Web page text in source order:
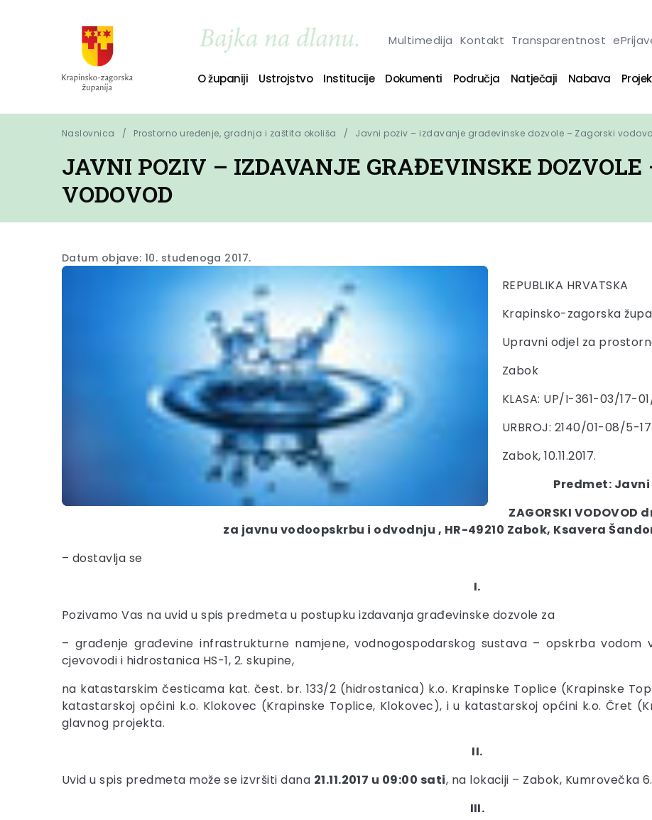
Multimedija Kontakt Transparentnost
O županiji Ustrojstvo Institucije Dokumenti Područja Natječaji Nabava
Naslovnica Prostorno uređenje, gradnja i zaštita okoliša Javni poziv – izdavanje građevinske dozvole – Zagorski
JAVNI POZIV – IZDAVANJE GRAĐEVINSKE DOZVOLE
VODOVOD
Datum objave: 10. studenoga 2017.
REPUBLIKA HRVATSKA
Krapinsko-zagorska
Upravni odjel za
Zabok
KLASA: UP/I-361-03/17-
URBROJ: 2140/01-08/5-
Zabok, 10.11.2017.
Predmet:
ZAGORSKI
za javnu vodoopskrbu i odvodnju , HR-49210 Zabok, Ksavera
– dostavlja se
I.
Pozivamo Vas na uvid u spis predmeta u postupku izdavanja građevinske dozvole za
– građenje građevine infrastrukturne namjene, vodnogospodarskog sustava – opskrba vodom
cjevovodi i hidrostanica HS-1, 2. skupine,
na katastarskim česticama kat. čest. br. 133/2 (hidrostanica) k.o. Krapinske Toplice (Krapinske
katastarskoj općini k.o. Klokovec (Krapinske Toplice, Klokovec), i u katastarskoj općini k.o. Čret
glavnog projekta.
II.
Uvid u spis predmeta može se izvršiti dana 21.11.2017 u 09:00 sati, na lokaciji – Zabok, Kumrovečka 6.
III.